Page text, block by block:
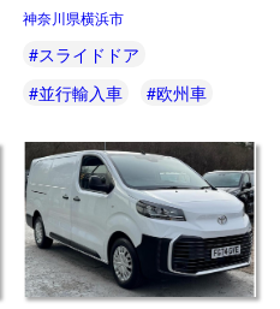
モデルはありません。そのなかでも
多くの兄弟車をもつモデ […]
神奈川県横浜市
#スライドドア
#並行輸入車
#欧州車